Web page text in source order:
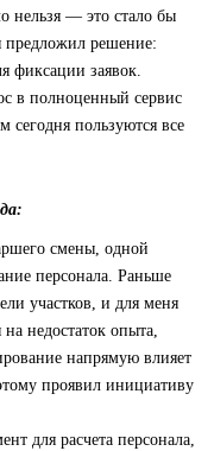
нельзя — это стало бы
предложил решение:
фиксации заявок.
в полноценный сервис
сегодня пользуются все
смены, одной
персонала. Раньше
участков, и для меня
недостаток опыта,
напрямую влияет
проявил инициативу
для расчета персонала,